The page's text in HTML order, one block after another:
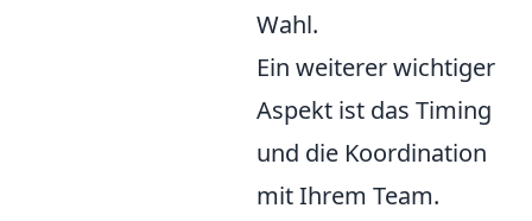
Wahl.
Ein weiterer wichtiger
Aspekt ist das Timing
und die Koordination
mit Ihrem Team.